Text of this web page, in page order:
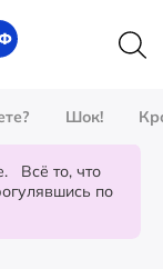
Шок!
Всё то, что
по